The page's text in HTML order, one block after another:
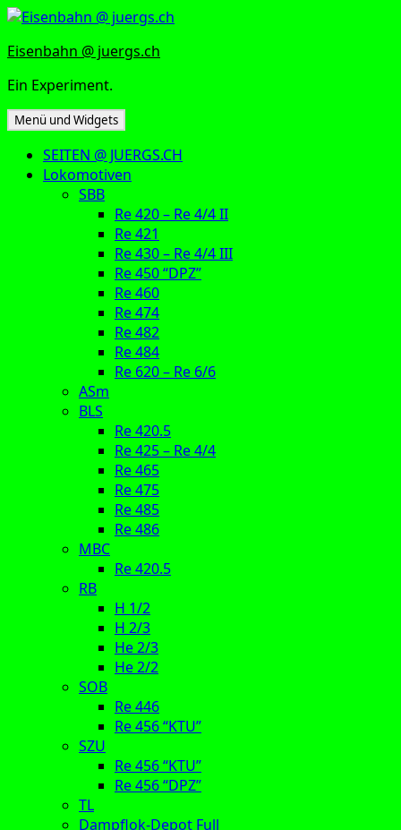
Zum
springen
Eisenbahn @ juergs.ch
Ein Experiment.
Menü und Widgets
SEITEN @ JUERGS.CH
Lokomotiven
SBB
Re 420 – Re 4/4 II
Re 421
Re 430 – Re 4/4 III
Re 450 “DPZ”
Re 460
Re 474
Re 482
Re 484
Re 620 – Re 6/6
ASm
BLS
Re 420.5
Re 425 – Re 4/4
Re 465
Re 475
Re 485
Re 486
MBC
Re 420.5
RB
H 1/2
H 2/3
He 2/3
He 2/2
SOB
Re 446
Re 456 “KTU”
SZU
Re 456 “KTU”
Re 456 “DPZ”
TL
Dampflok-Depot Full